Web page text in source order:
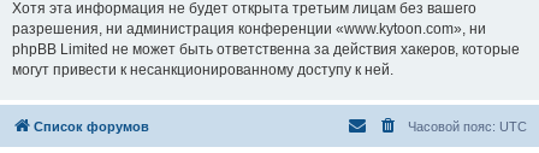
Хотя эта информация не будет открыта третьим лицам без вашего
разрешения, ни администрация конференции «www.kytoon.com», ни
phpBB Limited не может быть ответственна за действия хакеров, которые
могут привести к несанкционированному доступу к ней.
Список форумов Часовой пояс: UTC